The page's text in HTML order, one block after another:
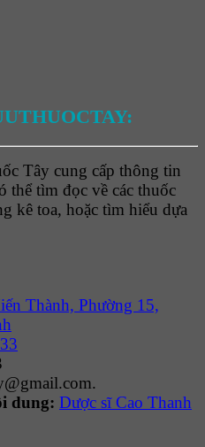
Tây cung cấp thông tin
thể tìm đọc về các thuốc
kê toa, hoặc tìm hiểu dựa
Thành, Phường 15,
dung: Dược sĩ Cao Thanh